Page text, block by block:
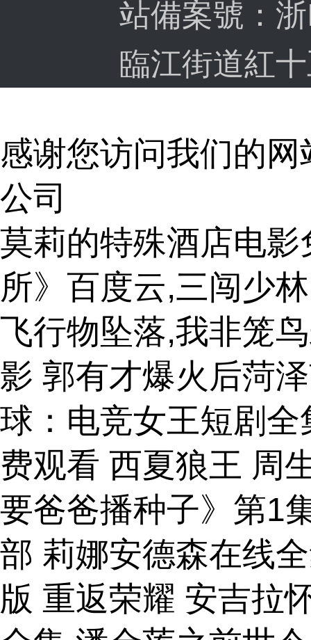
站備案號：
臨江街道紅
感谢您访问我们的
公司
莫莉的特殊酒店电
所》百度云,三闯少
飞行物坠落,我非笼